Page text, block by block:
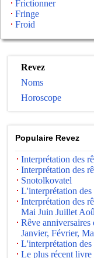
Frictionner
Fringe
Froid
Revez
Noms
Horoscope
Populaire Revez
Interprétation des
Interprétation des
Snotolkovatel
L'interprétation des
Interprétation des
Mai Juin Juillet
Rêve
Janvier, Février,
L'interprétation des
Le plus récent livre